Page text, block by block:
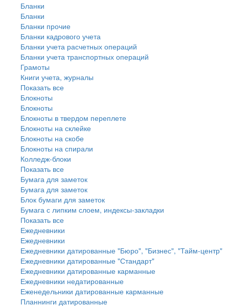
Бланки
Бланки
Бланки прочие
Бланки кадрового учета
Бланки учета расчетных операций
Бланки учета транспортных операций
Грамоты
Книги учета, журналы
Показать все
Блокноты
Блокноты
Блокноты в твердом переплете
Блокноты на склейке
Блокноты на скобе
Блокноты на спирали
Колледж-блоки
Показать все
Бумага для заметок
Бумага для заметок
Блок бумаги для заметок
Бумага с липким слоем, индексы-закладки
Показать все
Ежедневники
Ежедневники
Ежедневники датированные "Бюро", "Бизнес", "Тайм-центр"
Ежедневники датированные "Стандарт"
Ежедневники датированные карманные
Ежедневники недатированные
Еженедельники датированные карманные
Планнинги датированные